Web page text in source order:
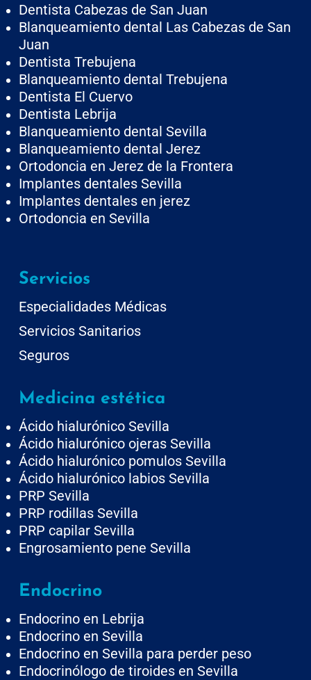
Dentista Cabezas de San Juan
Blanqueamiento dental Las Cabezas de San
Juan
Dentista Trebujena
Blanqueamiento dental Trebujena
Dentista El Cuervo
Dentista Lebrija
Blanqueamiento dental Sevilla
Blanqueamiento dental Jerez
Ortodoncia en Jerez de la Frontera
Implantes dentales Sevilla
Implantes dentales en jerez
Ortodoncia en Sevilla
Servicios
Especialidades Médicas
Servicios Sanitarios
Seguros
Medicina estética
Ácido hialurónico Sevilla
Ácido hialurónico ojeras Sevilla
Ácido hialurónico pomulos Sevilla
Ácido hialurónico labios Sevilla
PRP Sevilla
PRP rodillas Sevilla
PRP capilar Sevilla
Engrosamiento pene Sevilla
Endocrino
Endocrino en Lebrija
Endocrino en Sevilla
Endocrino en Sevilla para perder peso
Endocrinólogo de tiroides en Sevilla